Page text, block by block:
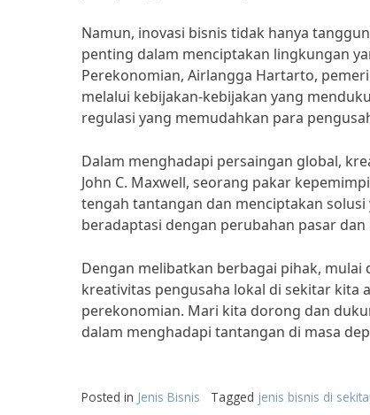
Namun, inovasi bisnis tidak hanya
penting dalam menciptakan lingkungan
Perekonomian, Airlangga Hartarto,
melalui kebijakan-kebijakan yang
regulasi yang memudahkan para
Dalam menghadapi persaingan global,
John C. Maxwell, seorang pakar
tengah tantangan dan menciptakan
beradaptasi dengan perubahan pasar
Dengan melibatkan berbagai pihak,
kreativitas pengusaha lokal di sekitar
perekonomian. Mari kita dorong dan
dalam menghadapi tantangan di masa
Posted in Jenis Bisnis Tagged jenis bisnis di